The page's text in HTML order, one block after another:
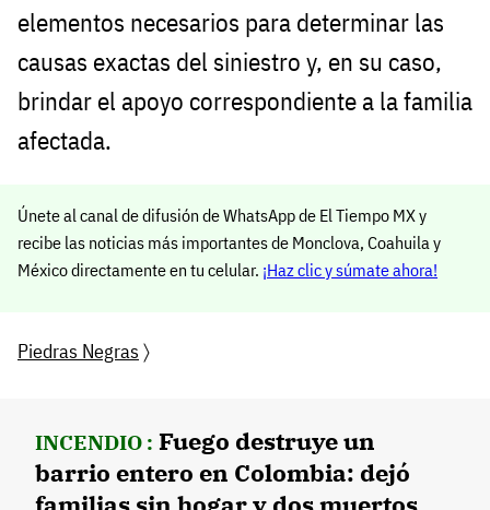
elementos necesarios para determinar las
causas exactas del siniestro y, en su caso,
brindar el apoyo correspondiente a la familia
afectada.
Únete al canal de difusión de WhatsApp de El Tiempo MX y
recibe las noticias más importantes de Monclova, Coahuila y
México directamente en tu celular. ¡Haz clic y súmate ahora!
Piedras Negras 〉
INCENDIO : Fuego destruye un
barrio entero en Colombia: dejó